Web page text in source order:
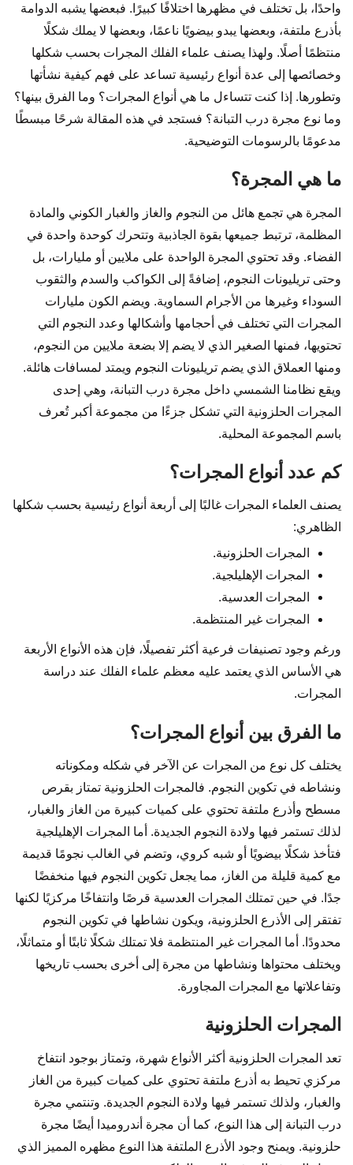
واحدًا، بل تختلف في مظهرها اختلافًا كبيرًا. فبعضها يشبه الدوامة
بأذرع ملتفة، وبعضها يبدو بيضويًا ناعمًا، وبعضها لا يملك شكلًا
منتظمًا أصلًا. ولهذا يصنف علماء الفلك المجرات بحسب شكلها
وخصائصها إلى عدة أنواع رئيسية تساعد على فهم كيفية نشأتها
وتطورها. إذا كنت تتساءل ما هي أنواع المجرات؟ وما الفرق بينها؟
وما نوع مجرة درب التبانة؟ فستجد في هذه المقالة شرحًا مبسطًا
مدعومًا بالرسومات التوضيحية.
ما هي المجرة؟
المجرة هي تجمع هائل من النجوم والغاز والغبار الكوني والمادة
المظلمة، ترتبط جميعها بقوة الجاذبية وتتحرك كوحدة واحدة في
الفضاء. وقد تحتوي المجرة الواحدة على ملايين أو مليارات، بل
وحتى تريليونات النجوم، إضافةً إلى الكواكب والسدم والثقوب
السوداء وغيرها من الأجرام السماوية. ويضم الكون مليارات
المجرات التي تختلف في أحجامها وأشكالها وعدد النجوم التي
تحتويها، فمنها الصغير الذي لا يضم إلا بضعة ملايين من النجوم،
ومنها العملاق الذي يضم تريليونات النجوم ويمتد لمسافات هائلة.
ويقع نظامنا الشمسي داخل مجرة درب التبانة، وهي إحدى
المجرات الحلزونية التي تشكل جزءًا من مجموعة أكبر تُعرف
باسم المجموعة المحلية.
كم عدد أنواع المجرات؟
يصنف العلماء المجرات غالبًا إلى أربعة أنواع رئيسية بحسب شكلها
الظاهري:
المجرات الحلزونية.
المجرات الإهليلجية.
المجرات العدسية.
المجرات غير المنتظمة.
ورغم وجود تصنيفات فرعية أكثر تفصيلًا، فإن هذه الأنواع الأربعة
هي الأساس الذي يعتمد عليه معظم علماء الفلك عند دراسة
المجرات.
ما الفرق بين أنواع المجرات؟
يختلف كل نوع من المجرات عن الآخر في شكله ومكوناته
ونشاطه في تكوين النجوم. فالمجرات الحلزونية تمتاز بقرص
مسطح وأذرع ملتفة تحتوي على كميات كبيرة من الغاز والغبار،
لذلك تستمر فيها ولادة النجوم الجديدة. أما المجرات الإهليلجية
فتأخذ شكلًا بيضويًا أو شبه كروي، وتضم في الغالب نجومًا قديمة
مع كمية قليلة من الغاز، مما يجعل تكوين النجوم فيها منخفضًا
جدًا. في حين تمتلك المجرات العدسية قرصًا وانتفاخًا مركزيًا لكنها
تفتقر إلى الأذرع الحلزونية، ويكون نشاطها في تكوين النجوم
محدودًا. أما المجرات غير المنتظمة فلا تمتلك شكلًا ثابتًا أو متماثلًا،
ويختلف محتواها ونشاطها من مجرة إلى أخرى بحسب تاريخها
وتفاعلاتها مع المجرات المجاورة.
المجرات الحلزونية
تعد المجرات الحلزونية أكثر الأنواع شهرة، وتمتاز بوجود انتفاخ
مركزي تحيط به أذرع ملتفة تحتوي على كميات كبيرة من الغاز
والغبار، ولذلك تستمر فيها ولادة النجوم الجديدة. وتنتمي مجرة
درب التبانة إلى هذا النوع، كما أن مجرة أندروميدا أيضًا مجرة
حلزونية. ويمنح وجود الأذرع الملتفة هذا النوع مظهره المميز الذي